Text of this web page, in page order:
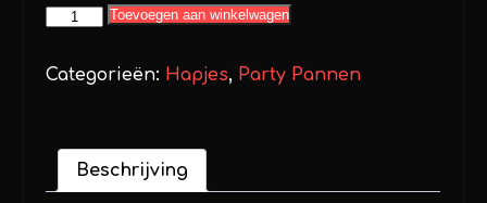
Partypan
Deluxe
aantal
Toevoegen aan winkelwagen
Categorieën: Hapjes, Party Pannen
Beschrijving